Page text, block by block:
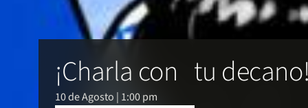
¡Charla con tu
10 de Agosto | 1:00 pm